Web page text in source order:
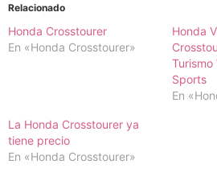
Relacionado
Honda Crosstourer
En «Honda Crosstourer»
Honda
Sports
En
La Honda Crosstourer ya
tiene precio
En «Honda Crosstourer»